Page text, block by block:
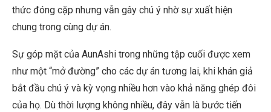
thức đóng cặp nhưng vẫn gây chú ý nhờ sự xuất hiện
chung trong cùng dự án.
Sự góp mặt của AunAshi trong những tập cuối được xem
như một “mở đường” cho các dự án tương lai, khi khán giả
bắt đầu chú ý và kỳ vọng nhiều hơn vào khả năng ghép đôi
của họ. Dù thời lượng không nhiều, đây vẫn là bước tiến